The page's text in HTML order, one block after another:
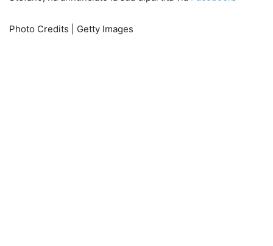
Photo Credits | Getty Images